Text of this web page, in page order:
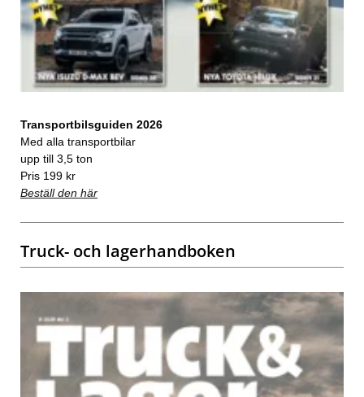
Transportbilsguiden 2026
Med alla transportbilar
upp till 3,5 ton
Pris 199 kr
Beställ den här
Truck- och lagerhandboken